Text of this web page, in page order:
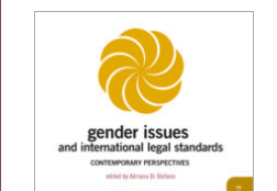
era:
€18,00.